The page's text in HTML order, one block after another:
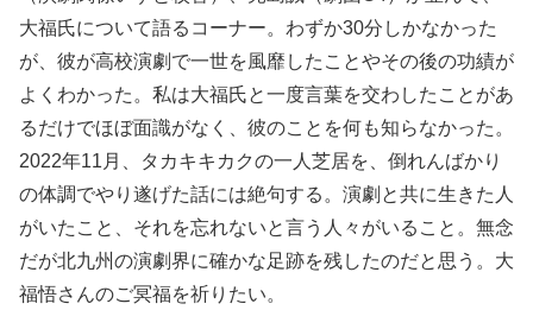
大福氏について語るコーナー。わずか30分しかなかった
が、彼が高校演劇で一世を風靡したことやその後の功績が
よくわかった。私は大福氏と一度言葉を交わしたことがあ
るだけでほぼ面識がなく、彼のことを何も知らなかった。
2022年11月、タカキキカクの一人芝居を、倒れんばかり
の体調でやり遂げた話には絶句する。演劇と共に生きた人
がいたこと、それを忘れないと言う人々がいること。無念
だが北九州の演劇界に確かな足跡を残したのだと思う。大
福悟さんのご冥福を祈りたい。